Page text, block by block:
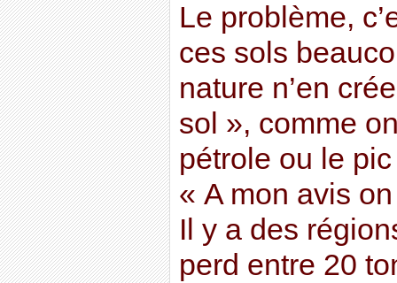
Le problème,
ces sols
nature n’en
sol », comme
pétrole ou le
« A mon avis
Il y a des
perd entre 20